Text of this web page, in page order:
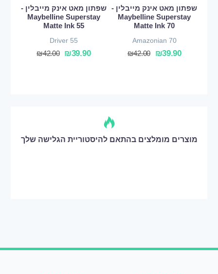
שפתון מאט אינק מייבלין -
Maybelline Superstay
Matte Ink 70
Amazonian 70
₪39.90
₪42.00
שפתון מאט אינק מייבלין -
Maybelline Superstay
Matte Ink 55
Driver 55
₪39.90
₪42.00
מוצרים מומלצים בהתאם להיסטוריית הגלישה שלך